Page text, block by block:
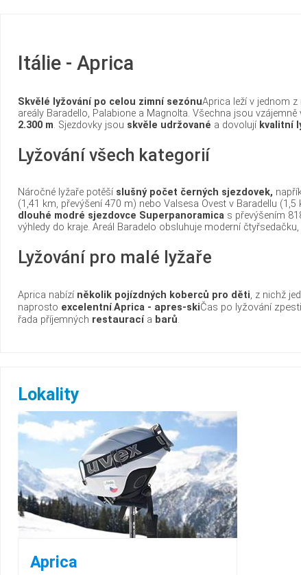
Itálie - Aprica
Skvělé lyžování po celou zimní sezónuAprica leží v jednom
areály Baradello, Palabione a Magnolta. Všechna jsou vzájemně
2.300 m. Sjezdovky jsou skvěle udržované a dovolují kvalitní
Lyžování všech kategorií
Náročné lyžaře potěší slušný počet černých sjezdovek,
(1,41 km, převýšení 470 m) nebo Valsesa Ovest v Baradellu
dlouhé modré sjezdovce Superpanoramica s převýšením
výhledy do kraje. Areál Baradelo obsluhuje moderní
Lyžování pro malé lyžaře
Aprica nabízí několik pojízdných koberců pro děti, z nichž
naprosto excelentní.Aprica - apres-skiČas po lyžování
řada příjemných restauracía barů.
Lokality
Aprica